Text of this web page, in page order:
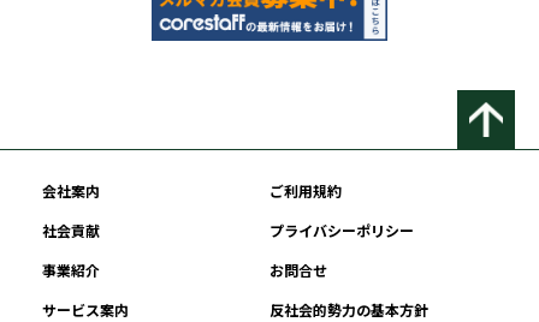
会社案内
ご利用規約
社会貢献
プライバシーポリシー
事業紹介
お問合せ
サービス案内
反社会的勢力の基本方針